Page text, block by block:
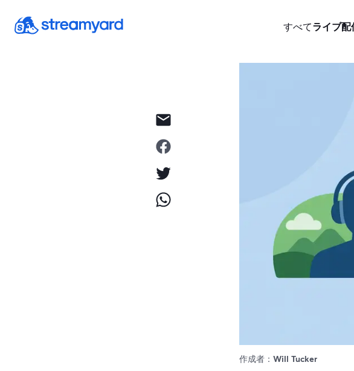
すべてライブ
作成者： Will Tucker